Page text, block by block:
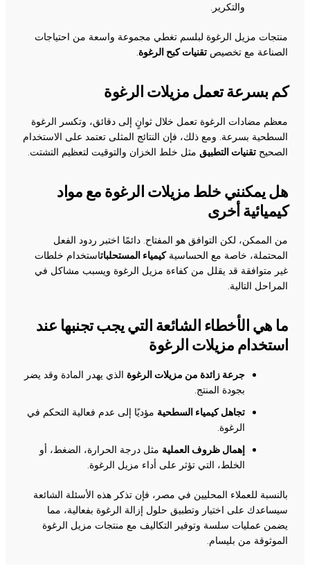
والتكرير.
منتجات مزيل الرغوة لبلسم تغطي مجموعة واسعة من احتياجات
الصناعة مع تخصيص تقنيات كبح الرغوة.
كم بسرعة تعمل مزيلات الرغوة
معظم مضادات الرغوة تعمل خلال ثوانٍ إلى دقائق، وتكسر الرغوة
السطحية بسرعة. ومع ذلك، فإن النتائج المثلى تعتمد على الاستخدام
الصحيح تقنيات التطبيق مثل خلط الخزان والتوقيت لتعظيم التشتت.
هل يمكنني خلط مزيلات الرغوة مع مواد
كيميائية أخرى
من الممكن، لكن التوافق هو المفتاح. دائمًا اختبر ردود الفعل
المحتملة، خاصة مع الحساسيةكيمياء المستحلباتاستخدام خلطات
غير متوافقة قد يقلل من كفاءة مزيل الرغوة ويسبب مشاكل في
المراحل التالية.
ما هي الأخطاء الشائعة التي يجب تجنبها عند
استخدام مزيلات الرغوة
جرعة زائدة من مزيلات الرغوة الذي يهدر المادة وقد يضر
بجودة المنتج.
تجاهل كيمياء السطحية مؤديًا إلى عدم فعالية التحكم في
الرغوة.
إهمال ظروف العملية مثل درجة الحرارة، الضغط، أو
الخلط، التي تؤثر على أداء مزيل الرغوة.
بالنسبة للعملاء المحليين في مصر، فإن تذكر هذه الأسئلة الشائعة
سيساعدك على اختيار وتطبيق حلول إزالة الرغوة بفعالية، مما
يضمن عمليات سلسة وتوفير التكاليف مع منتجات مزيل الرغوة
الموثوقة من بليسام.